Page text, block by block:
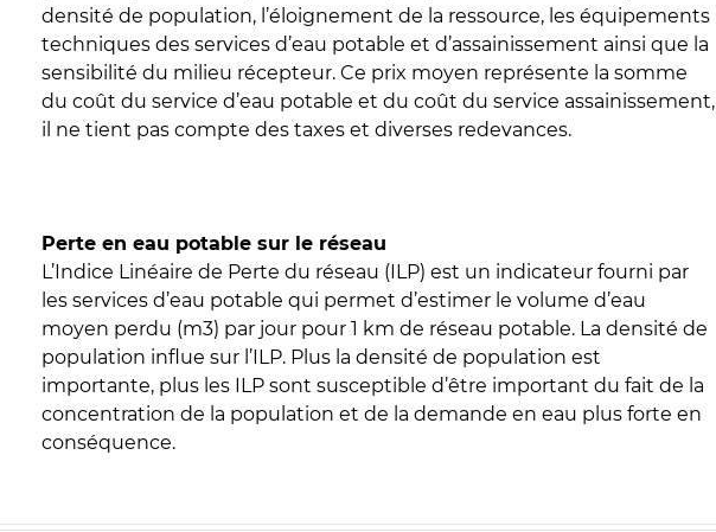
densité de population, l’éloignement de la ressource, les équipements
techniques des services d’eau potable et d’assainissement ainsi que la
sensibilité du milieu récepteur. Ce prix moyen représente la somme
du coût du service d’eau potable et du coût du service assainissement,
il ne tient pas compte des taxes et diverses redevances.
Perte en eau potable sur le réseau
L’Indice Linéaire de Perte du réseau (ILP) est un indicateur fourni par
les services d’eau potable qui permet d’estimer le volume d’eau
moyen perdu (m3) par jour pour 1 km de réseau potable. La densité de
population influe sur l’ILP. Plus la densité de population est
importante, plus les ILP sont susceptible d’être important du fait de la
concentration de la population et de la demande en eau plus forte en
conséquence.